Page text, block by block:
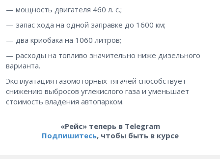
— мощность двигателя 460 л. с.;
— запас хода на одной заправке до 1600 км;
— два криобака на 1060 литров;
— расходы на топливо значительно ниже дизельного
варианта.
Эксплуатация газомоторных тягачей способствует
снижению выбросов углекислого газа и уменьшает
стоимость владения автопарком.
«Рейс» теперь в Telegram
Подпишитесь, чтобы быть в курсе